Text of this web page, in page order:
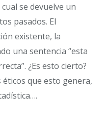
se devuelve un
pasados. El
existente, la
una sentencia “esta
¿Es esto cierto?
que esto genera,